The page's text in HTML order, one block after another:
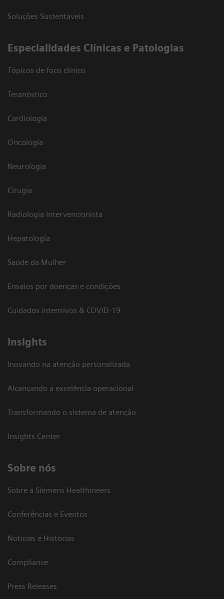
Soluções Sustentáveis
​Especialidades Clínicas e Patologias
Tópicos de foco clínico
Teranóstico
Cardiologia
Oncologia
Neurologia
Cirugia
Radiologia Intervencionista
Hepatologia
Saúde da Mulher
Ensaios por doenças e condições
Cuidados intensivos & COVID-19
Insights
Inovando na atenção personalizada
Alcançando a excelência operacional
Transformando o sistema de atenção
Insights Center
Sobre nós
Sobre a Siemens Healthineers
Conferências e Eventos
Notícias e Histórias
Compliance
Press Releases